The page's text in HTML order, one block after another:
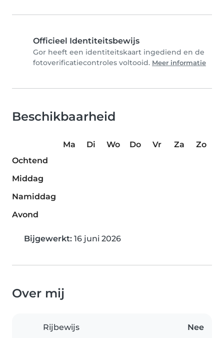
Officieel Identiteitsbewijs
Gor heeft een identiteitskaart ingediend en de
fotoverificatiecontroles voltooid. Meer informatie
Beschikbaarheid
Ma Di Wo Do Vr Za
Zo
Ochtend
Middag
Namiddag
Avond
Bijgewerkt: 16 juni 2026
Over mij
Rijbewijs Nee